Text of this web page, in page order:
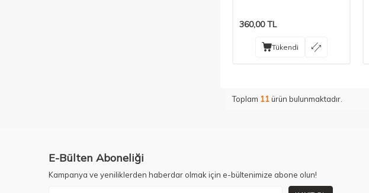
360,00TL
Tükendi
Toplam 11ürün bulunmaktadır.
E-Bülten Aboneliği
Kampanya ve yeniliklerden haberdar olmak için e-bültenimize abone olun!